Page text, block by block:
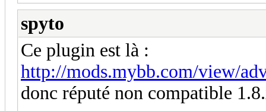
spyto
Ce plugin est là :
http://mods.mybb.com/view/
donc réputé non compatible